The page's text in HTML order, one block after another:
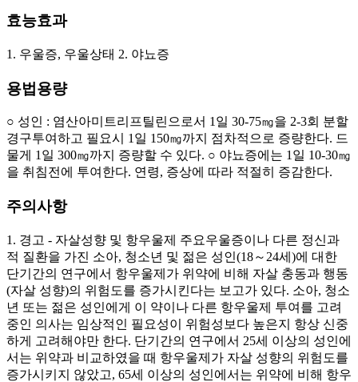
효능효과
1. 우울증, 우울상태 2. 야뇨증
용법용량
○ 성인 : 염산아미트리프틸린으로서 1일 30-75㎎을 2-3회 분할
경구투여하고 필요시 1일 150㎎까지 점차적으로 증량한다. 드
물게 1일 300㎎까지 증량할 수 있다. ○ 야뇨증에는 1일 10-30㎎
을 취침전에 투여한다. 연령, 증상에 따라 적절히 증감한다.
주의사항
1. 경고 - 자살성향 및 항우울제 주요우울증이나 다른 정신과
적 질환을 가진 소아, 청소년 및 젊은 성인(18～24세)에 대한
단기간의 연구에서 항우울제가 위약에 비해 자살 충동과 행동
(자살 성향)의 위험도를 증가시킨다는 보고가 있다. 소아, 청소
년 또는 젊은 성인에게 이 약이나 다른 항우울제 투여를 고려
중인 의사는 임상적인 필요성이 위험성보다 높은지 항상 신중
하게 고려해야만 한다. 단기간의 연구에서 25세 이상의 성인에
서는 위약과 비교하였을 때 항우울제가 자살 성향의 위험도를
증가시키지 않았고, 65세 이상의 성인에서는 위약에 비해 항우